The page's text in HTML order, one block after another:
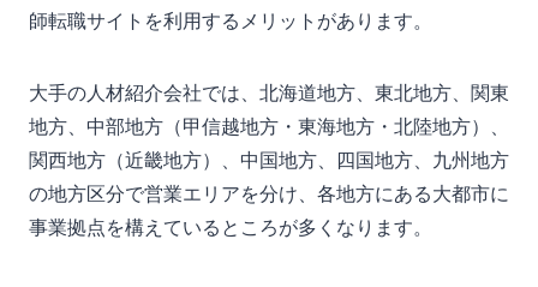
師転職サイトを利用するメリットがあります。
大手の人材紹介会社では、北海道地方、東北地方、関東
地方、中部地方（甲信越地方・東海地方・北陸地方）、
関西地方（近畿地方）、中国地方、四国地方、九州地方
の地方区分で営業エリアを分け、各地方にある大都市に
事業拠点を構えているところが多くなります。